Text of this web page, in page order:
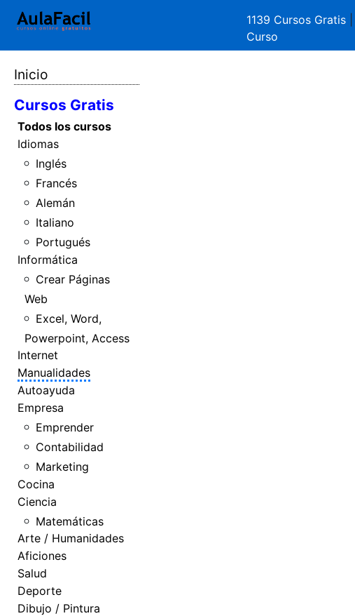
1139 Cursos Gratis
Curso
Inicio
Cursos Gratis
Todos los cursos
Idiomas
Inglés
Francés
Alemán
Italiano
Portugués
Informática
Crear Páginas
Web
Excel, Word,
Powerpoint, Access
Internet
Manualidades
Autoayuda
Empresa
Emprender
Contabilidad
Marketing
Cocina
Ciencia
Matemáticas
Arte / Humanidades
Aficiones
Salud
Deporte
Dibujo / Pintura